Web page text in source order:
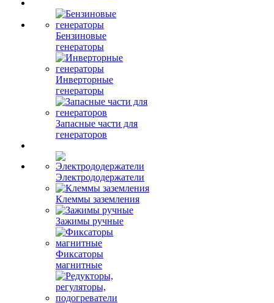
Бензиновые
генераторы
Инверторные
генераторы
Запасные части для
генераторов
Электрододержатели
Клеммы заземления
Зажимы ручные
Фиксаторы
магнитные